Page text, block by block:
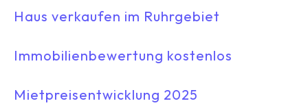
Haus verkaufen im Ruhrgebiet
Immobilienbewertung kostenlos
Mietpreisentwicklung 2025